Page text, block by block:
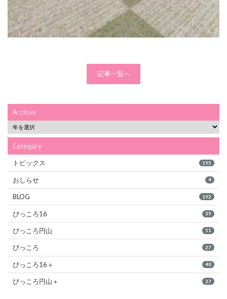
記事一覧へ
Archive
Category
トピックス 195
おしらせ 4
BLOG 192
ぴっころ16 39
ぴっころ円山 51
ぴっころ 27
ぴっころ16＋ 40
ぴっころ円山＋ 37